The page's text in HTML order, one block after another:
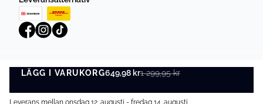
LÄGG I VARUKORG649,98 kr1 299,95 kr
LÄGG I VARUKORG
Leverans mellan onsdag 12. augusti - fredag 14. augusti
Integritetspolicy Villkor
©DK Company Online AB 2026